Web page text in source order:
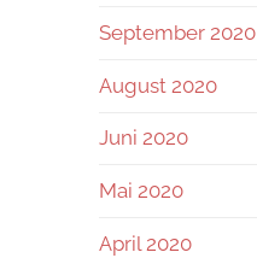
September 2020
August 2020
Juni 2020
Mai 2020
April 2020